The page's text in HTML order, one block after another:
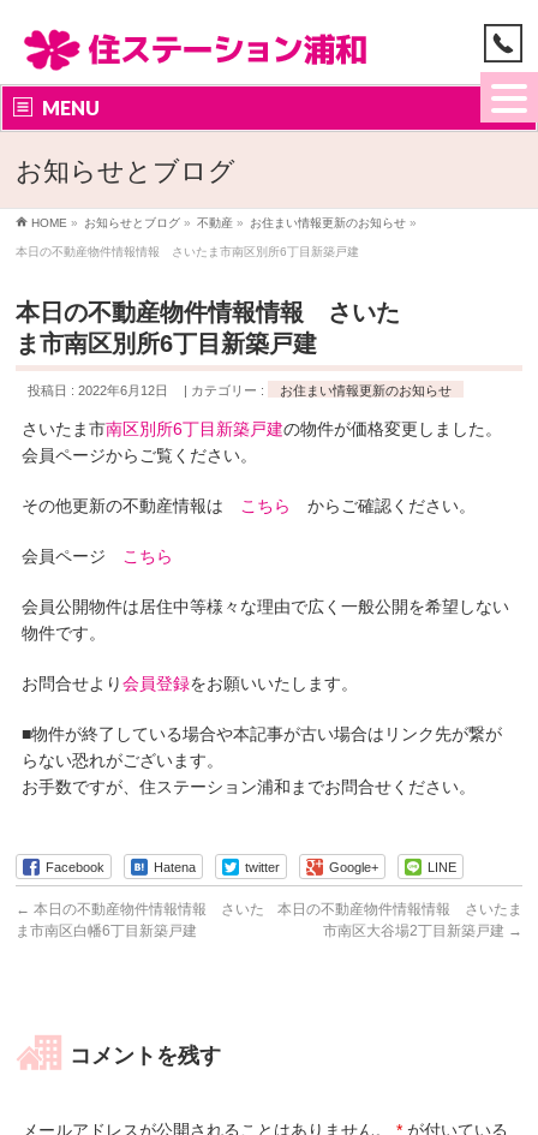
MENU
お知らせとブログ
HOME » お知らせとブログ » 不動産 » お住まい情報更新のお知らせ »
本日の不動産物件情報情報 さいたま市南区別所6丁目新築戸建
本日の不動産物件情報情報 さいた
ま市南区別所6丁目新築戸建
投稿日 : 2022年6月12日 カテゴリー : お住まい情報更新のお知らせ
さいたま市南区別所6丁目新築戸建の物件が価格変更しました。
会員ページからご覧ください。
その他更新の不動産情報は こちら からご確認ください。
会員ページ こちら
会員公開物件は居住中等様々な理由で広く一般公開を希望しない
物件です。
お問合せより会員登録をお願いいたします。
■物件が終了している場合や本記事が古い場合はリンク先が繋が
らない恐れがございます。
お手数ですが、住ステーション浦和までお問合せください。
Facebook Hatena twitter Google+ LINE
← 本日の不動産物件情報情報 さいた
ま市南区白幡6丁目新築戸建
本日の不動産物件情報情報 さいたま
市南区大谷場2丁目新築戸建 →
コメントを残す
メールアドレスが公開されることはありません。 * が付いている